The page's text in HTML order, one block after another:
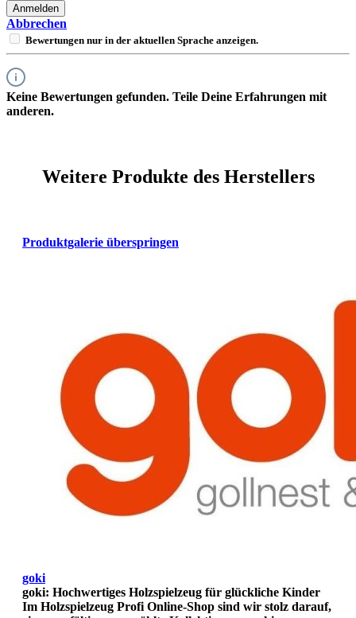
Anmelden
Abbrechen
Bewertungen nur in der aktuellen Sprache anzeigen.
Keine Bewertungen gefunden. Teile Deine Erfahrungen mit
anderen.
Weitere Produkte des Herstellers
Produktgalerie überspringen
goki
goki: Hochwertiges Holzspielzeug für glückliche Kinder
Im Holzspielzeug Profi Online-Shop sind wir stolz darauf,